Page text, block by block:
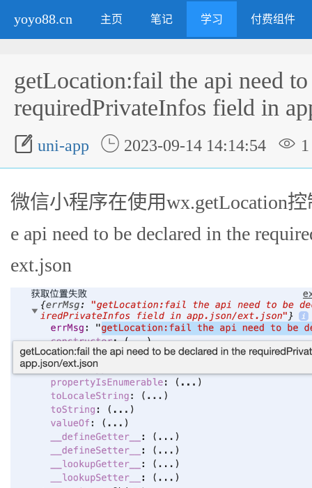
yoyo88.cn 主页 笔记 学习 付费组件
getLocation:fail the api need
requiredPrivateInfos field in
 uni-app  2023-09-14 14:14:54  1
微信小程序在使用wx.getLocation
e api need to be declared in the
ext.json